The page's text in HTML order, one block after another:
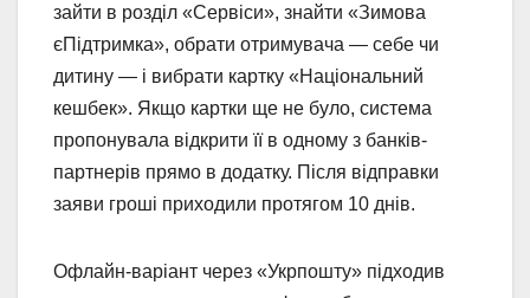
зайти в розділ «Сервіси», знайти «Зимова
єПідтримка», обрати отримувача — себе чи
дитину — і вибрати картку «Національний
кешбек». Якщо картки ще не було, система
пропонувала відкрити її в одному з банків-
партнерів прямо в додатку. Після відправки
заяви гроші приходили протягом 10 днів.
Офлайн-варіант через «Укрпошту» підходив